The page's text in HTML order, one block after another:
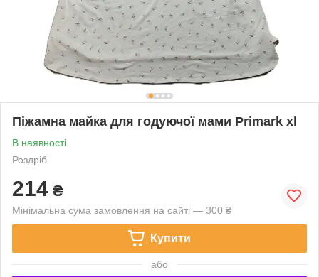
Піжамна майка для годуючої мами Primark xl
В наявності
Роздріб
214 ₴
Мінімальна сума замовлення на сайті — 300 ₴
Купити
або